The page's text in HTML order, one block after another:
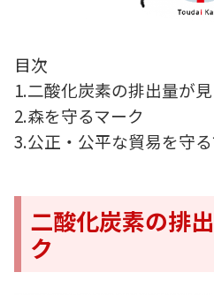
目次
1.二酸化炭素の排出量が
2.森を守るマーク
3.公正・公平な貿易を守
二酸化炭素の排
ク